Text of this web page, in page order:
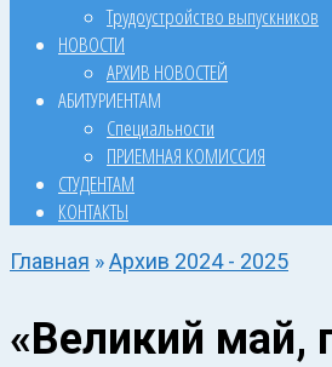
Трудоустройство выпускников
НОВОСТИ
АРХИВ НОВОСТЕЙ
АБИТУРИЕНТАМ
Специальности
ПРИЕМНАЯ КОМИССИЯ
СТУДЕНТАМ
КОНТАКТЫ
Главная »Архив 2024 - 2025
«Великий май,